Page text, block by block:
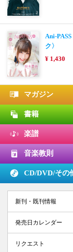
Ani-
ク〉
¥ 1,430
マガジン
書籍
楽譜
音楽教則
CD/DVD/その
新刊・既刊情報
発売日カレンダー
リクエスト